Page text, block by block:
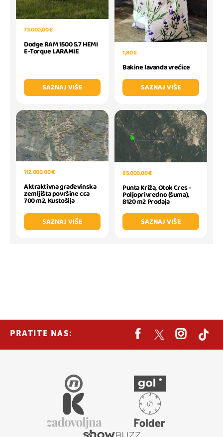
73.000,00 €
Dodge RAM 1500 5.7 HEMI
E-Torque LARAMIE
SAZNAJ VIŠE
1,80 €
Bakine lavanda vrećice
SAZNAJ VIŠE
112.000,00 €
Aktraktivna građevinska
zemljišta površine cca
700 m2, Kustošija
SAZNAJ VIŠE
65.000,00 €
Punta Križa, Otok Cres -
Poljoprivredno (šuma),
8120 m2 Prodaja
SAZNAJ VIŠE
PRATITE NAS: